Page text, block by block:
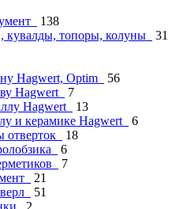
138
кувалды, топоры, колуны
31
Hagwert, Optim
56
Hagwert
7
Hagwert
13
и керамике Hagwert
6
отверток
18
6
7
21
51
2